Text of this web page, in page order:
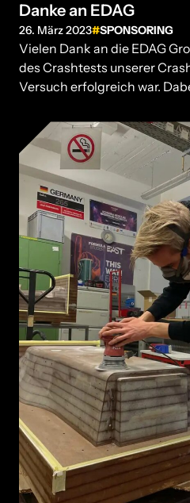
Danke an EDAG
26. März 2023 SPONSORING
Vielen Dank an die EDAG
des Crashtests unserer
Versuch erfolgreich war.